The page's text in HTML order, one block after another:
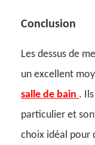
Conclusion
Les dessus de
un excellent
salle de bain .
particulier et
choix idéal pour